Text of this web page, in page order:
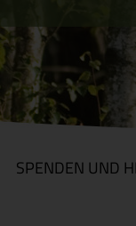
SPENDEN UND